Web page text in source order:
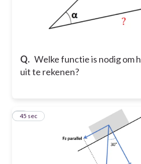
Q. Welke functie is nodig om
uit te rekenen?
4
45 sec